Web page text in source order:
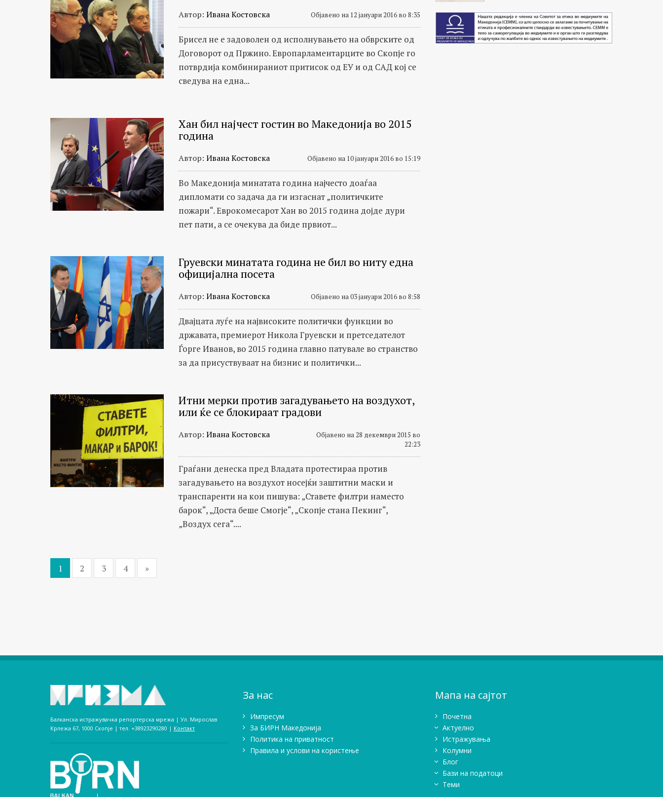
Автор: Ивана Костовска Објавено на 12 јануари 2016 во 8:35
Брисел не е задоволен од исполнувањето на обврските од
Договорот од Пржино. Европарламентарците во Скопје го
потврдија комбинираниот притисок од ЕУ и од САД кој се
сведува на една...
Хан бил најчест гостин во Македонија во 2015
година
Автор: Ивана Костовска Објавено на 10 јануари 2016 во 15:19
Во Македонија минатата година најчесто доаѓаа
дипломати со задача да ги изгаснат „политичките
пожари“. Еврокомесарот Хан во 2015 година дојде дури
пет пати, а се очекува да биде првиот...
Груевски минатата година не бил во ниту една
официјална посета
Автор: Ивана Костовска Објавено на 03 јануари 2016 во 8:58
Двајцата луѓе на највисоките политички функции во
државата, премиерот Никола Груевски и претседателот
Ѓорге Иванов, во 2015 година главно патувале во странство
за да присуствуваат на бизнис и политички...
Итни мерки против загадувањето на воздухот,
или ќе се блокираат градови
Автор: Ивана Костовска
Објавено на 28 декември 2015 во
22:23
Граѓани денеска пред Владата протестираа против
загадувањето на воздухот носејќи заштитни маски и
транспаренти на кои пишува: „Ставете филтри наместо
барок“, „Доста беше Смогје“, „Скопје стана Пекинг“,
„Воздух сега“....
1 2 3 4 »
Балканска истражувачка репортерска мрежа | Ул. Мирослав
Крлежа 67, 1000 Скопје | тел. +38923290280­ | Контакт
За нас
Импресум
Зa БИРН Македонија
Политика на приватност
Правила и услови на користење
Мапа на сајтот
Почетна
Актуелно
Истражувањa
Колумни
Блог
Бази на податоци
Теми